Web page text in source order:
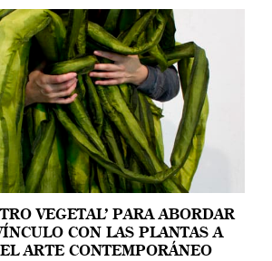
VEGETAL’ PARA ABORDAR
CON LAS PLANTAS A
ARTE CONTEMPORÁNEO